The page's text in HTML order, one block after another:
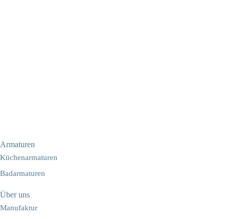
Armaturen
Küchenarmaturen
Badarmaturen
Über uns
Manufaktur